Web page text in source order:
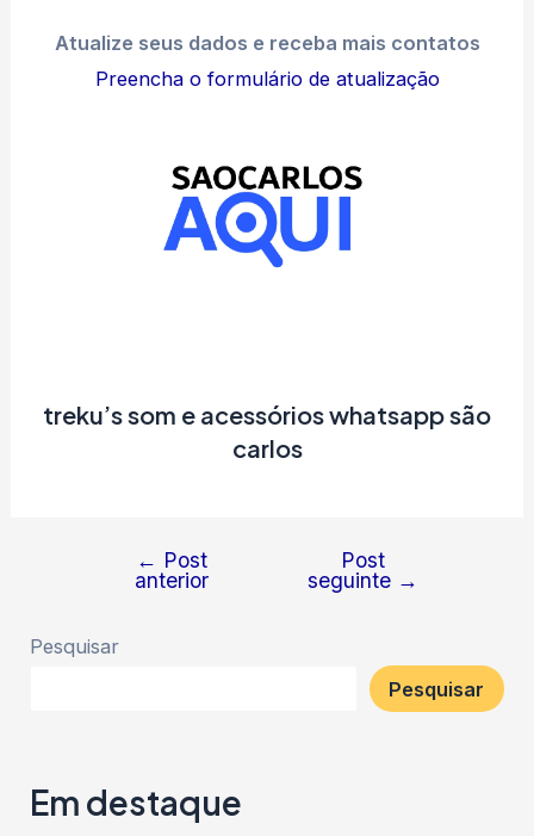
Atualize seus dados e receba mais contatos
Preencha o formulário de atualização
treku’s som e acessórios whatsapp são
carlos
Navegação
Post
← Post
anterior
Post
seguinte →
Pesquisar
Pesquisar
Em destaque